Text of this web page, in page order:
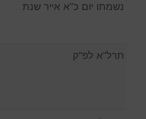
נשמתו יום כ”א אייר שנת
תרל”א לפ”ק